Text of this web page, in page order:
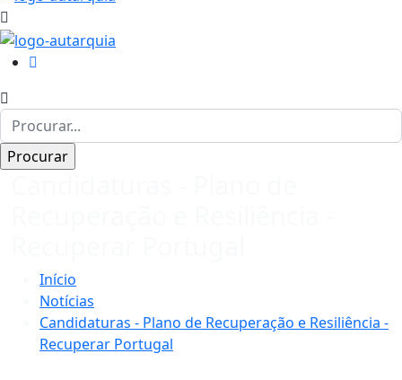
Início
Notícias
Candidaturas - Plano de Recuperação e Resiliência -
Recuperar Portugal